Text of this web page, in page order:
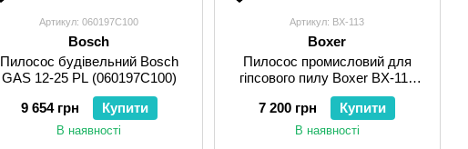
Артикул: 060197C100
Bosch
Пилосос будівельний Bosch
GAS 12-25 PL (060197C100)
9 654 грн
Купити
В наявності
Артикул: BX-113
Boxer
Пилосос промисловий для
гіпсового пилу Boxer BX-113
(35 л, 4500 Вт)
7 200 грн
Купити
В наявності